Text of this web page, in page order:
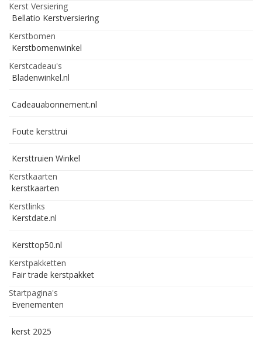
Kerst Versiering
Bellatio Kerstversiering
Kerstbomen
Kerstbomenwinkel
Kerstcadeau's
Bladenwinkel.nl
Cadeauabonnement.nl
Foute kersttrui
Kersttruien Winkel
Kerstkaarten
kerstkaarten
Kerstlinks
Kerstdate.nl
Kersttop50.nl
Kerstpakketten
Fair trade kerstpakket
Startpagina's
Evenementen
kerst 2025